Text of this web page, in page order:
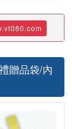
贈品袋/內